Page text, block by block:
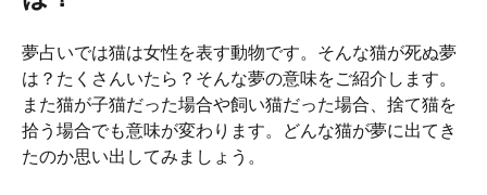
夢占いでは猫は女性を表す動物です。そんな猫が死ぬ夢
は？たくさんいたら？そんな夢の意味をご紹介します。
また猫が子猫だった場合や飼い猫だった場合、捨て猫を
拾う場合でも意味が変わります。どんな猫が夢に出てき
たのか思い出してみましょう。